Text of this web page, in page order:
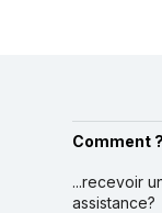
Comment ?
...recevoir
assistance?